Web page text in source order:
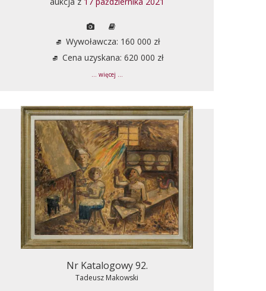
Wywoławcza: 160 000 zł
Cena uzyskana: 620 000 zł
... więcej ...
Nr Katalogowy 92.
Tadeusz Makowski